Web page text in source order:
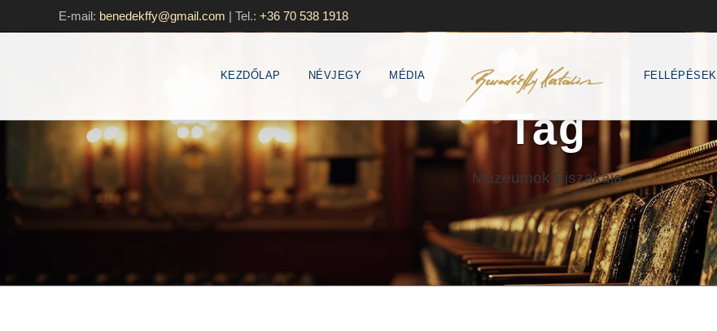
E-mail: benedekffy@gmail.com | Tel.: +36 70 538 1918
KEZDŐLAP NÉVJEGY MÉDIA FELLÉPÉSEK
Tag
Múzeumok Éjszakája